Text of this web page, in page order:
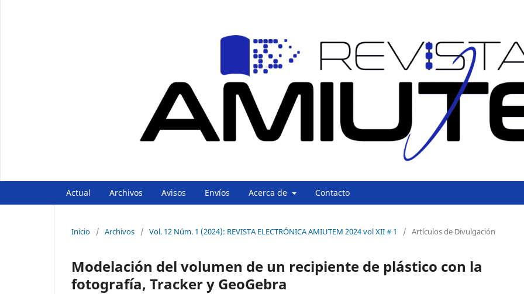
Actual Archivos Avisos Envíos Acerca de Contacto
Inicio / Archivos / Vol. 12 Núm. 1 (2024): REVISTA ELECTRÓNICA AMIUTEM 2024 vol XII # 1 / Artículos de Divulgación
Modelación del volumen de un recipiente de plástico con la
fotografía, Tracker y GeoGebra